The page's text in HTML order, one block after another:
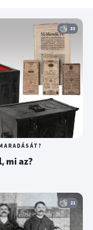
33
mi az?
21